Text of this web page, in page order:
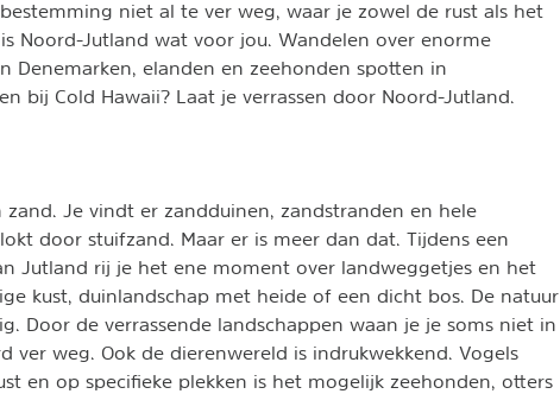
niet al te ver weg, waar je zowel de rust als het
Noord-Jutland wat voor jou. Wandelen over enorme
Denemarken, elanden en zeehonden spotten in
bij Cold Hawaii? Laat je verrassen door Noord-Jutland.
Je vindt er zandduinen, zandstranden en hele
door stuifzand. Maar er is meer dan dat. Tijdens een
Jutland rij je het ene moment over landweggetjes en het
kust, duinlandschap met heide of een dicht bos. De natuur
Door de verrassende landschappen waan je je soms niet in
ver weg. Ook de dierenwereld is indrukwekkend. Vogels
en op specifieke plekken is het mogelijk zeehonden, otters